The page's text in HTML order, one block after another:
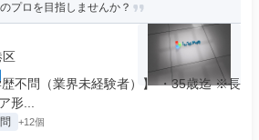
プロを目指しませんか？
区
不問（業界未経験者）】 ・35歳迄 ※長
形...
+12個